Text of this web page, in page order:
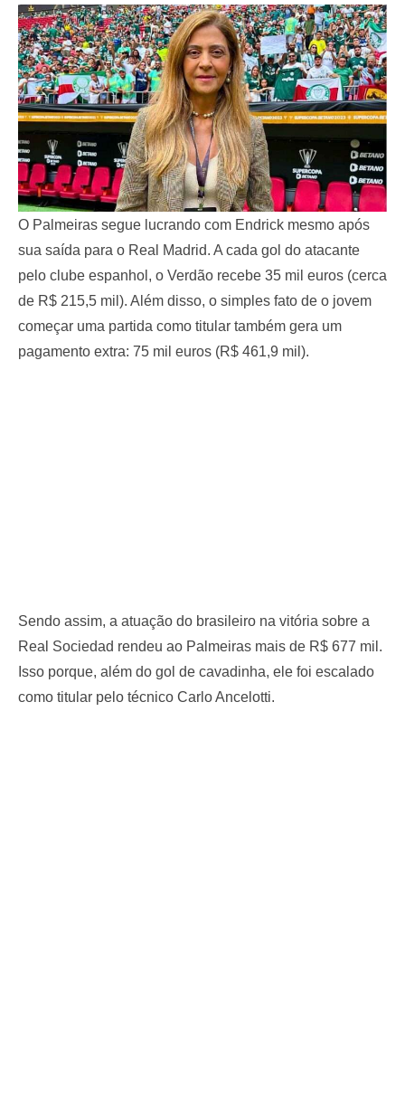
O Palmeiras segue lucrando com Endrick mesmo após
sua saída para o Real Madrid. A cada gol do atacante
pelo clube espanhol, o Verdão recebe 35 mil euros (cerca
de R$ 215,5 mil). Além disso, o simples fato de o jovem
começar uma partida como titular também gera um
pagamento extra: 75 mil euros (R$ 461,9 mil).
Sendo assim, a atuação do brasileiro na vitória sobre a
Real Sociedad rendeu ao Palmeiras mais de R$ 677 mil.
Isso porque, além do gol de cavadinha, ele foi escalado
como titular pelo técnico Carlo Ancelotti.